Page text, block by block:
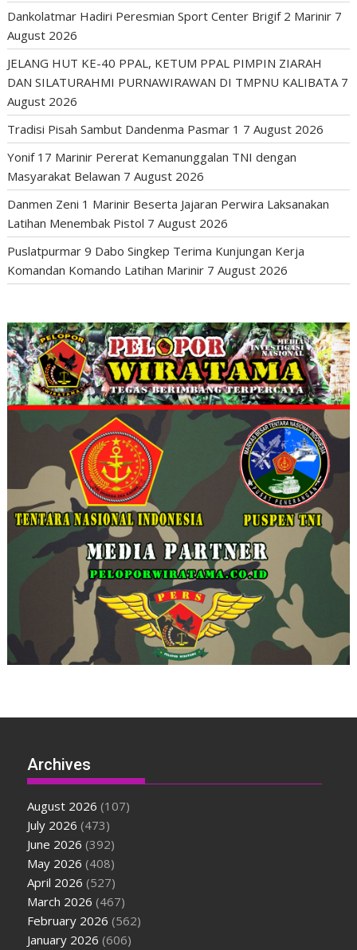
Dankolatmar Hadiri Peresmian Sport Center Brigif 2 Marinir 7
August 2026
JELANG HUT KE-40 PPAL, KETUM PPAL PIMPIN ZIARAH
DAN SILATURAHMI PURNAWIRAWAN DI TMPNU KALIBATA 7
August 2026
Tradisi Pisah Sambut Dandenma Pasmar 1 7 August 2026
Yonif 17 Marinir Pererat Kemanunggalan TNI dengan
Masyarakat Belawan 7 August 2026
Danmen Zeni 1 Marinir Beserta Jajaran Perwira Laksanakan
Latihan Menembak Pistol 7 August 2026
Puslatpurmar 9 Dabo Singkep Terima Kunjungan Kerja
Komandan Komando Latihan Marinir 7 August 2026
Archives
August 2026 (107)
July 2026 (473)
June 2026 (392)
May 2026 (408)
April 2026 (527)
March 2026 (467)
February 2026 (562)
January 2026 (606)